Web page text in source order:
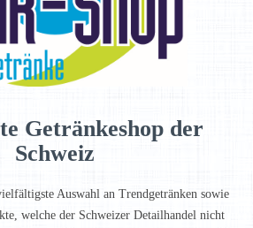
Getränkeshop der
Schweiz
Auswahl an Trendgetränken sowie
welche der Schweizer Detailhandel nicht